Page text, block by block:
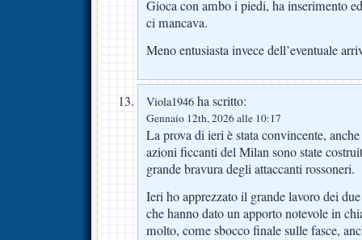
Gioca con ambo i piedi, ha inserimento
ci mancava.
Meno entusiasta invece dell’eventuale
Viola1946 ha scritto:
Gennaio 12th, 2026 alle 10:17
La prova di ieri è stata convincente,
azioni ficcanti del Milan sono state
grande bravura degli attaccanti rossoneri.
Ieri ho apprezzato il grande lavoro dei
che hanno dato un apporto notevole in
molto, come sbocco finale sulle fasce,